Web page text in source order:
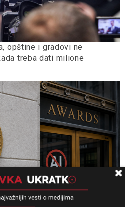
opštine i gradovi ne
treba dati milione